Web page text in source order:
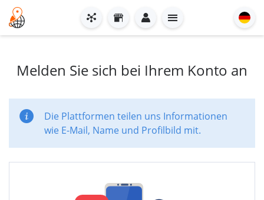
Melden Sie sich bei Ihrem Konto an
Die Plattformen teilen uns Informationen
wie E-Mail, Name und Profilbild mit.